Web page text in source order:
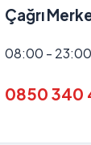
Çağrı
08:00 - 23:00
0850 340